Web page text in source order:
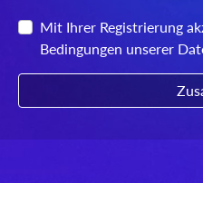
Mit Ihrer Registrierung
Bedingungen unserer